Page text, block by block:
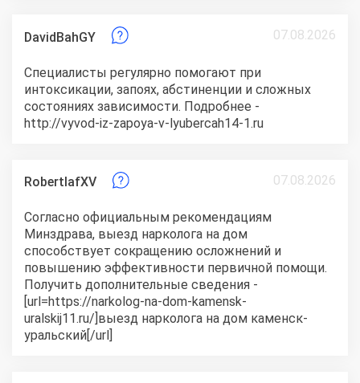
DavidBahGY 07.08.2026
Специалисты регулярно помогают при
интоксикации, запоях, абстиненции и сложных
состояниях зависимости. Подробнее -
http://vyvod-iz-zapoya-v-lyubercah14-1.ru
RobertlafXV 07.08.2026
Согласно официальным рекомендациям
Минздрава, выезд нарколога на дом
способствует сокращению осложнений и
повышению эффективности первичной помощи.
Получить дополнительные сведения -
[url=https://narkolog-na-dom-kamensk-
uralskij11.ru/]выезд нарколога на дом каменск-
уральский[/url]